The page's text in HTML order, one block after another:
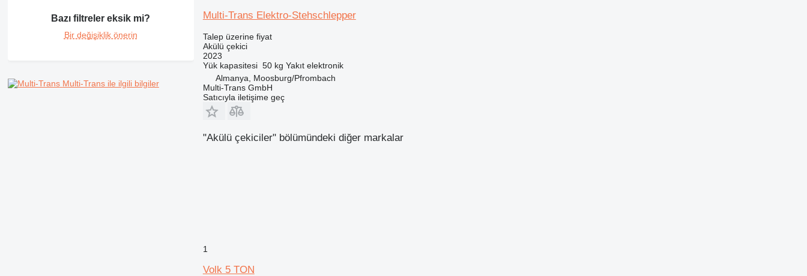
Bazı filtreler eksik mi?
Bir değişiklik önerin
Multi-Trans ile ilgili bilgiler
Multi-Trans Elektro-Stehschlepper
Talep üzerine fiyat
Akülü çekici
2023
Yük kapasitesi 50 kg Yakıt elektronik
Almanya, Moosburg/Pfrombach
Multi-Trans GmbH
Satıcıyla iletişime geç
"Akülü çekiciler" bölümündeki diğer markalar
1
Volk 5 TON